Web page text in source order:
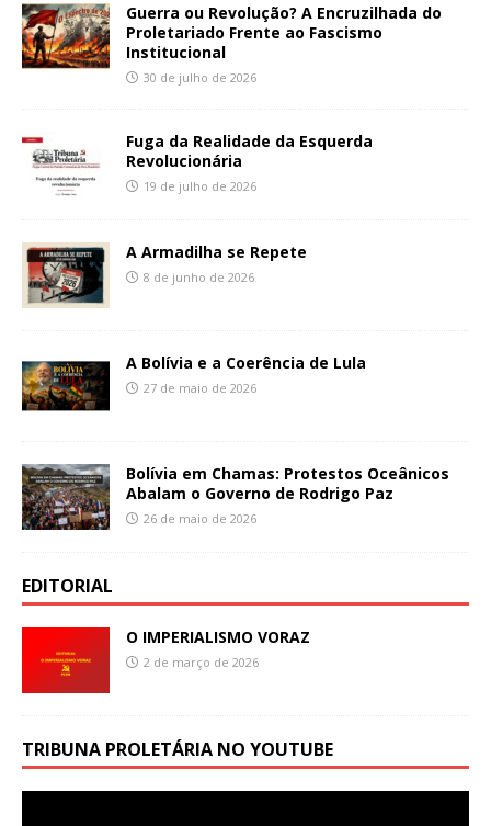
Guerra ou Revolução? A Encruzilhada do
Proletariado Frente ao Fascismo
Institucional
30 de julho de 2026
Fuga da Realidade da Esquerda
Revolucionária
19 de julho de 2026
A Armadilha se Repete
8 de junho de 2026
A Bolívia e a Coerência de Lula
27 de maio de 2026
Bolívia em Chamas: Protestos Oceânicos
Abalam o Governo de Rodrigo Paz
26 de maio de 2026
EDITORIAL
O IMPERIALISMO VORAZ
2 de março de 2026
TRIBUNA PROLETÁRIA NO YOUTUBE